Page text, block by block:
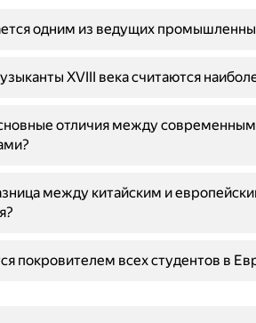
одним из ведущих
XVIII века считаются
отличия между
между китайским и
покровителем всех студентов в